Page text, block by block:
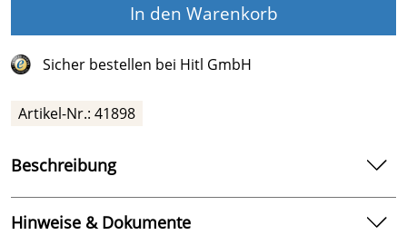
In den Warenkorb
Sicher bestellen bei Hitl GmbH
Artikel-Nr.: 41898
Beschreibung
Aufrollstangen für Isoplanen bei Rund-, Achtform- und
Ovalbecken
Hinweise & Dokumente